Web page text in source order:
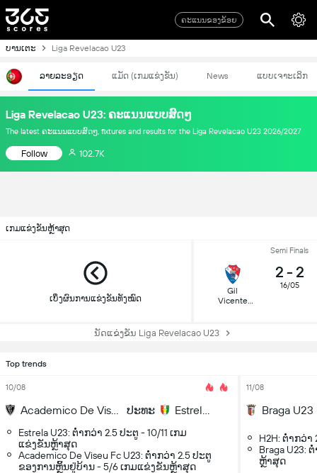
ຄະແນນຂອງຂ້ອຍ
ບານເຕະ Liga Revelacao U23
ລາຍລະອຽດ ແມັດ (ເກມແຂ່ງຂັນ) News ແບບເຈາະເລິກ
Liga Revelacao U23: ຄະແນນແບບສົດໆ
The latest ຄະແນນແບບສົດໆ, fixtures and results for the Liga Revelacao U23 2026/2027
Follow 102.7K
ເກມແຂ່ງຂັນຫຼ້າສຸດ
ເບິ່ງຜົນການແຂ່ງຂັນທັງໝົດ
Semi Finals
Gil
Vicente
2 - 2
16/05
ນັດແຂ່ງຂັນ Liga Revelacao U23
Top trends
10/08
Academico De Viseu Fc U23 ປະທະ
Estrela U23: ຕ່ຳກວ່າ 2.5 ປະຕູ - 10/11 ເກມ
ແຂ່ງຂັນຫຼ້າສຸດ
Academico De Viseu Fc U23: ຕ່ຳກວ່າ 2.5 ປະຕູ
ຂອງການຫຼິ້ນຢູ່ບ້ານ - 5/6 ເກມແຂ່ງຂັນຫຼ້າສຸດ
11/08
Braga U23
H2H: ຕ່ຳກວ່
Braga U23:
ຫຼ້າສຸດ